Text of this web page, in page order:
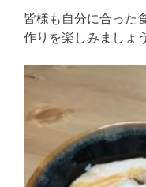
皆様も自分に合った
作りを楽しみましょ